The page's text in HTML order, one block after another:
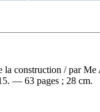
la construction / par Me
— 63 pages ; 28 cm.